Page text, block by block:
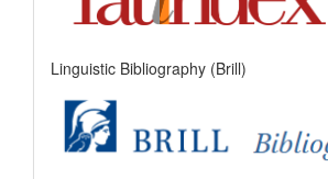
Linguistic Bibliography (Brill)